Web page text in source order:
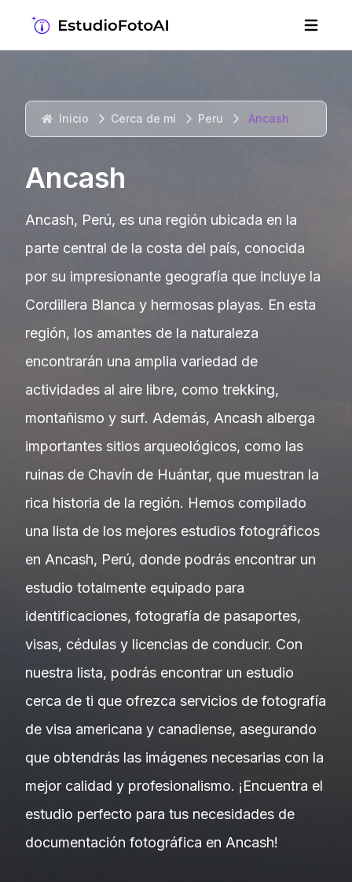
Inicio Cerca de mí Peru Ancash
Ancash
Ancash, Perú, es una región ubicada en la
parte central de la costa del país, conocida
por su impresionante geografía que incluye la
Cordillera Blanca y hermosas playas. En esta
región, los amantes de la naturaleza
encontrarán una amplia variedad de
actividades al aire libre, como trekking,
montañismo y surf. Además, Ancash alberga
importantes sitios arqueológicos, como las
ruinas de Chavín de Huántar, que muestran la
rica historia de la región. Hemos compilado
una lista de los mejores estudios fotográficos
en Ancash, Perú, donde podrás encontrar un
estudio totalmente equipado para
identificaciones, fotografía de pasaportes,
visas, cédulas y licencias de conducir. Con
nuestra lista, podrás encontrar un estudio
cerca de ti que ofrezca servicios de fotografía
de visa americana y canadiense, asegurando
que obtendrás las imágenes necesarias con la
mejor calidad y profesionalismo. ¡Encuentra el
estudio perfecto para tus necesidades de
documentación fotográfica en Ancash!